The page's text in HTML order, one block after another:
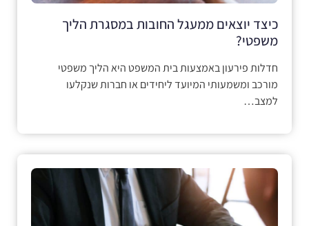
כיצד יוצאים ממעגל החובות במסגרת הליך
משפטי?
חדלות פירעון באמצעות בית המשפט היא הליך משפטי
מורכב ומשמעותי המיועד ליחידים או חברות שנקלעו
למצב…